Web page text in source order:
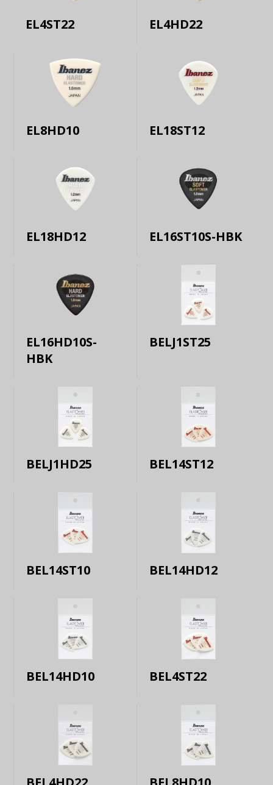
EL4ST22 EL4HD22
EL8HD10 EL18ST12
EL18HD12 EL16ST10S-HBK
EL16HD10S-
HBK
BELJ1ST25
BELJ1HD25 BEL14ST12
BEL14ST10 BEL14HD12
BEL14HD10 BEL4ST22